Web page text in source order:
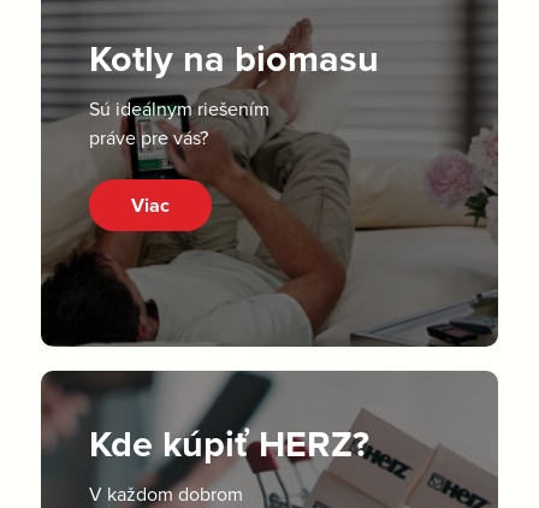
Kotly na biomasu
Sú ideálnym riešením
práve pre vás?
Viac
Kde kúpiť HERZ?
V každom dobrom